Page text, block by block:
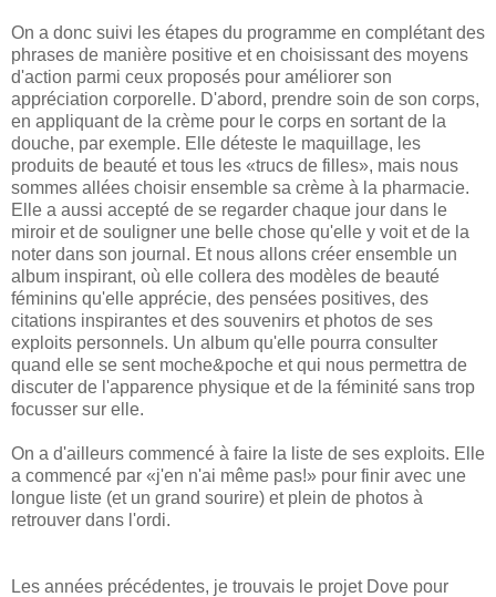
On a donc suivi les étapes du programme en complétant des
phrases de manière positive et en choisissant des moyens
d'action parmi ceux proposés pour améliorer son
appréciation corporelle. D'abord, prendre soin de son corps,
en appliquant de la crème pour le corps en sortant de la
douche, par exemple. Elle déteste le maquillage, les
produits de beauté et tous les «trucs de filles», mais nous
sommes allées choisir ensemble sa crème à la pharmacie.
Elle a aussi accepté de se regarder chaque jour dans le
miroir et de souligner une belle chose qu'elle y voit et de la
noter dans son journal. Et nous allons créer ensemble un
album inspirant, où elle collera des modèles de beauté
féminins qu'elle apprécie, des pensées positives, des
citations inspirantes et des souvenirs et photos de ses
exploits personnels. Un album qu'elle pourra consulter
quand elle se sent moche&poche et qui nous permettra de
discuter de l'apparence physique et de la féminité sans trop
focusser sur elle.
On a d'ailleurs commencé à faire la liste de ses exploits. Elle
a commencé par «j'en n'ai même pas!» pour finir avec une
longue liste (et un grand sourire) et plein de photos à
retrouver dans l'ordi.
Les années précédentes, je trouvais le projet Dove pour